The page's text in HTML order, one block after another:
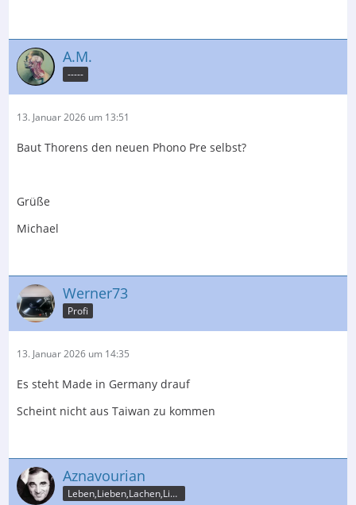
A.M.
-----
13. Januar 2026 um 13:51
Baut Thorens den neuen Phono Pre selbst?
Grüße
Michael
Werner73
Profi
13. Januar 2026 um 14:35
Es steht Made in Germany drauf
Scheint nicht aus Taiwan zu kommen
Aznavourian
Leben,Lieben,Lachen,Licht